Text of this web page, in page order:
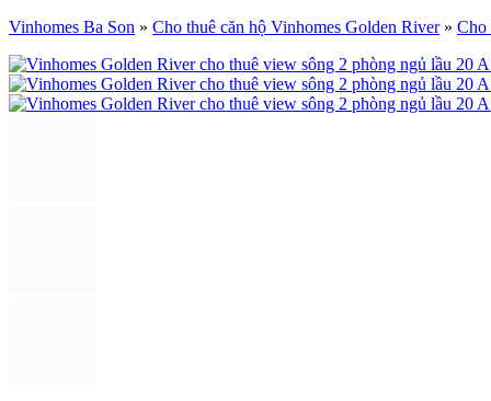
Vinhomes Ba Son » Cho thuê căn hộ Vinhomes Golden River» Cho